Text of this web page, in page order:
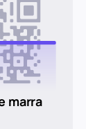
marra